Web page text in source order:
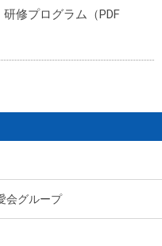
修プログラム（PDF
会グループ